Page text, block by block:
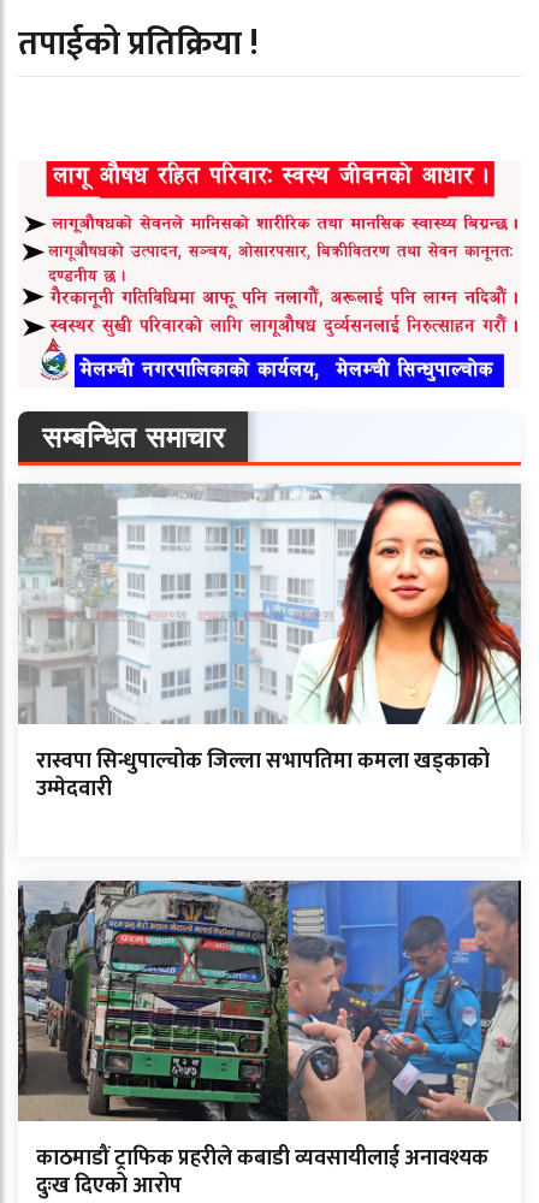
तपाईको प्रतिक्रिया !
सम्बन्धित समाचार
रास्वपा सिन्धुपाल्चोक जिल्ला सभापतिमा कमला खड्काको
उम्मेदवारी
काठमाडौं ट्राफिक प्रहरीले कबाडी व्यवसायीलाई अनावश्यक
दुःख दिएको आरोप